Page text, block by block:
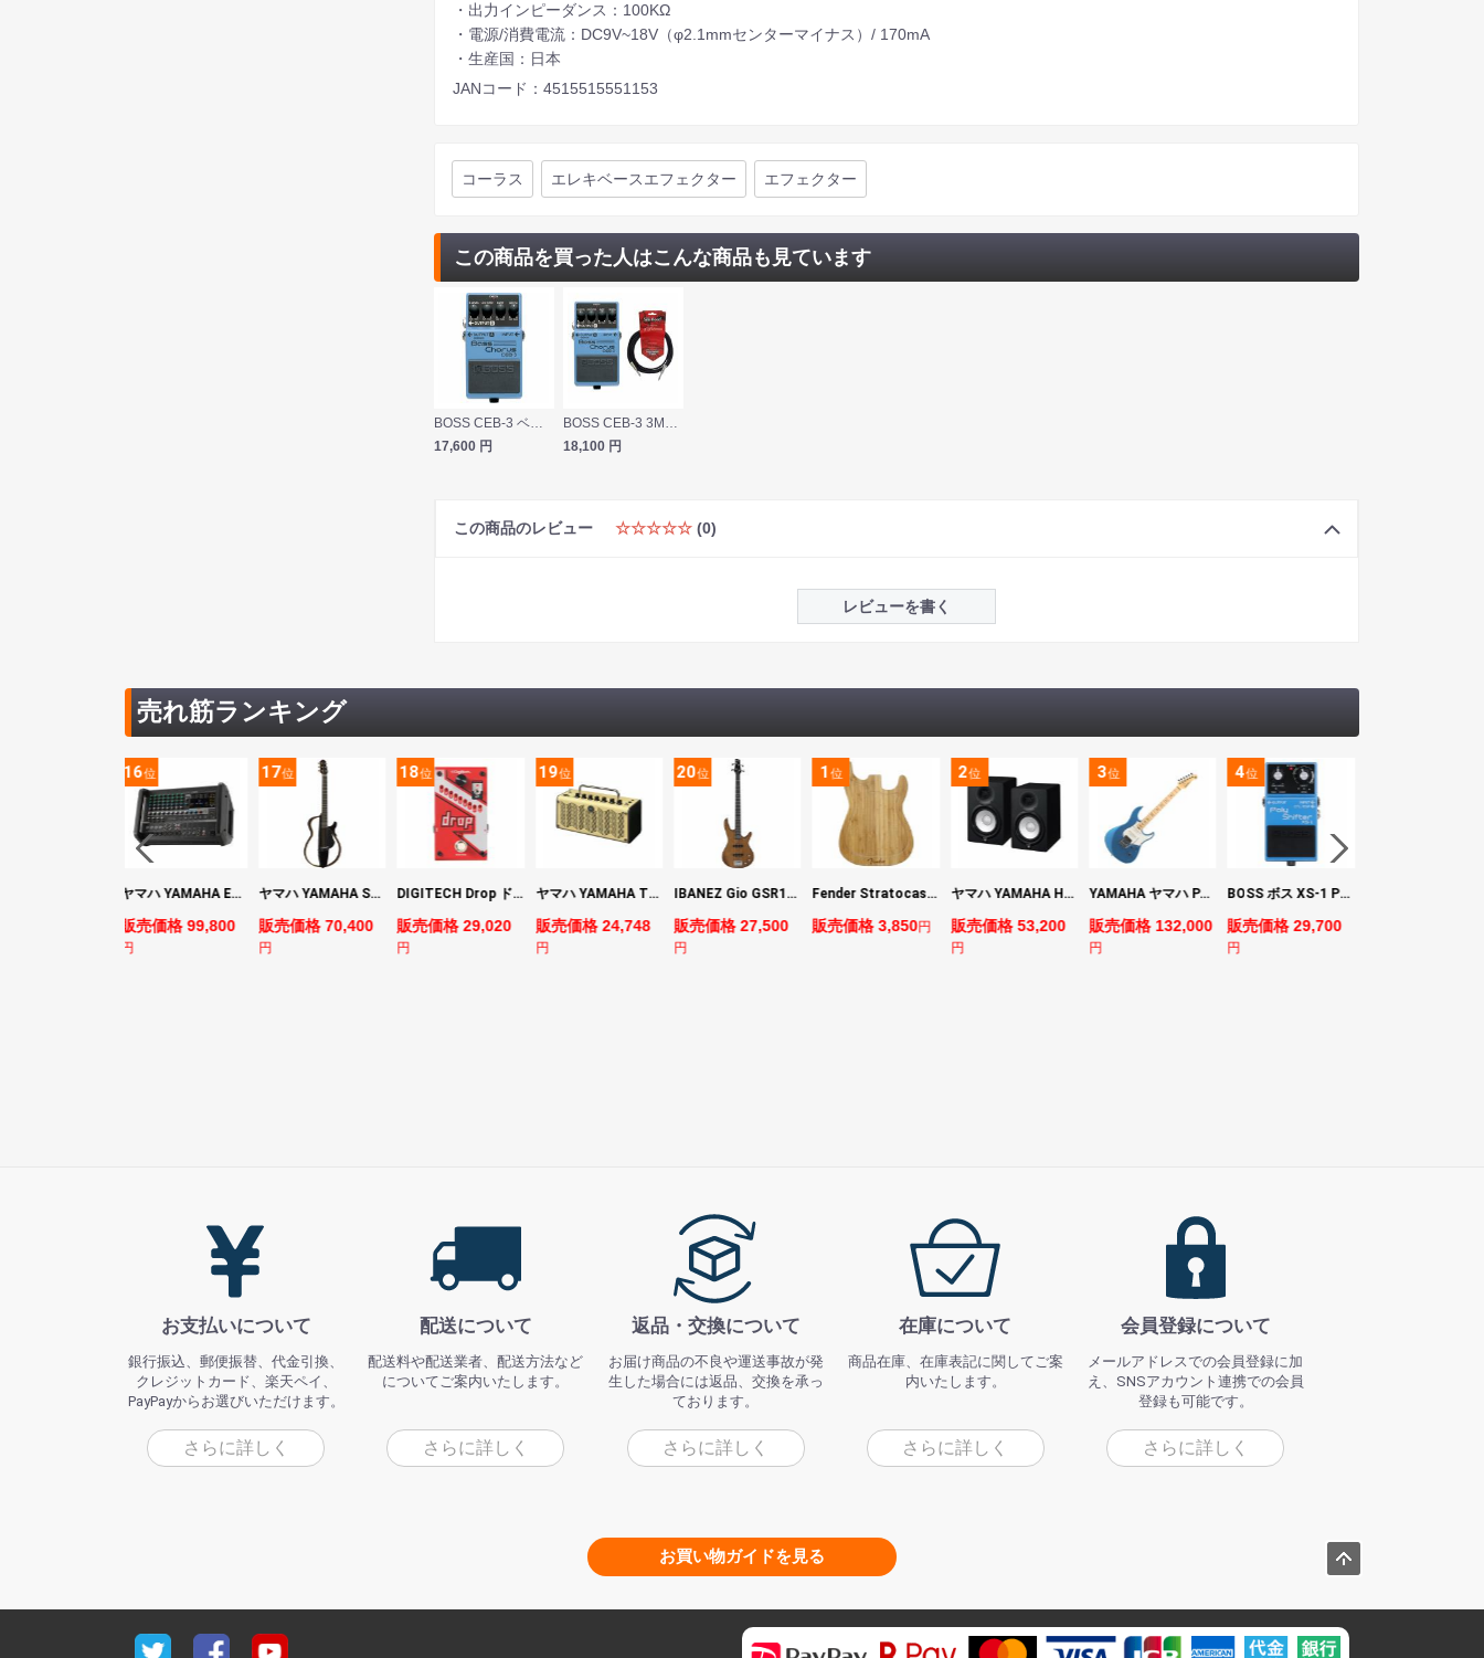
・出力インピーダンス：100KΩ
・電源/消費電流：DC9V~18V（φ2.1mmセンターマイナス）/ 170mA
・生産国：日本
JANコード：4515515551153
コーラス エレキベースエフェクター エフェクター
この商品を買った人はこんな商品も見ています
BOSS CEB-3 ベースコーラス エフェクター
17,600 円
BOSS CEB-3 3Mシールドケーブル付き ベースコーラス エフェクター
18,100 円
この商品のレビュー ☆☆☆☆☆ (0)
レビューを書く
売れ筋ランキング
16位
ヤマハ YAMAHA EMX7 12ch パワードミキサー
販売価格 99,800
円
17位
ヤマハ YAMAHA SLG200S TBL サイレントギター
販売価格 70,400
円
18位
DIGITECH Drop ドロップ・リチューニング・エフェクト
販売価格 29,020
円
19位
ヤマハ YAMAHA THR5 コンパクトギターアンプ 小型アンプ
販売価格 24,748
円
20位
IBANEZ Gio GSR180-LBF エレキベース
販売価格 27,500
円
1位
Fender Stratocaster Cutting Board カッティングボード（まな板）
販売価格 3,850円
2位
ヤマハ YAMAHA HS7 パワードスタジオモニタースピーカー×2本
販売価格 53,200
円
3位
YAMAHA ヤマハ PACS+12M SB Pacifica Standard Plus パシフィカスタンダードプラス エレキギター
販売価格 132,000
円
4位
BOSS ボス XS-1 Poly Shifter ギターエフェクター ピッチシフター
販売価格 29,700
円
お支払いについて
銀行振込、郵便振替、代金引換、
クレジットカード、楽天ペイ、
PayPayからお選びいただけます。
さらに詳しく
配送について
配送料や配送業者、配送方法など
についてご案内いたします。
さらに詳しく
返品・交換について
お届け商品の不良や運送事故が発
生した場合には返品、交換を承っ
ております。
さらに詳しく
在庫について
商品在庫、在庫表記に関してご案
内いたします。
さらに詳しく
会員登録について
メールアドレスでの会員登録に加
え、SNSアカウント連携での会員
登録も可能です。
さらに詳しく
お買い物ガイドを見る